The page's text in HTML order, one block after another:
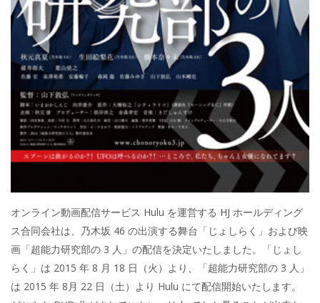
オンライン動画配信サービス Hulu を運営する HJ ホールディング
ス合同会社は、乃木坂 46 の出演する舞台「じょしらく」および映
画「超能力研究部の 3 人」の配信を決定いたしました。「じょし
らく」は 2015 年 8 月 18 日（火）より、「超能力研究部の 3 人」
は 2015 年 8月 22 日（土）より Hulu にて配信開始いたします。